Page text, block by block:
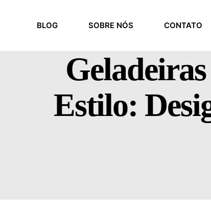
BLOG SOBRE NÓS CONTATO
Estilo: